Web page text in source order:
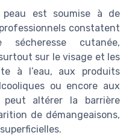
peau est soumise à de
constatent
cutanée,
sur le visage et les
à l’eau, aux produits
ou encore aux
peut altérer la barrière
de démangeaisons,